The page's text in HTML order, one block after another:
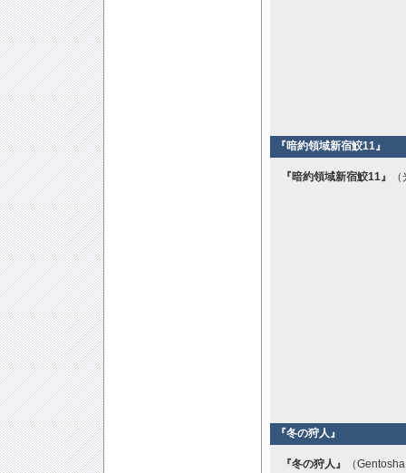
『暗約領域新宿鮫11』
『暗約領域新宿鮫11』
『冬の狩人』
『冬の狩人』 （